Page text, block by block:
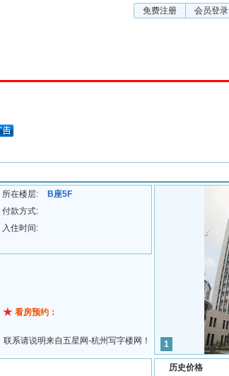
免费注册 会员登录
所在楼层:
B座5F
付款方式:
入住时间:
看房预约：
联系请说明来自五星网-杭州写字楼网！ 1
历史价格